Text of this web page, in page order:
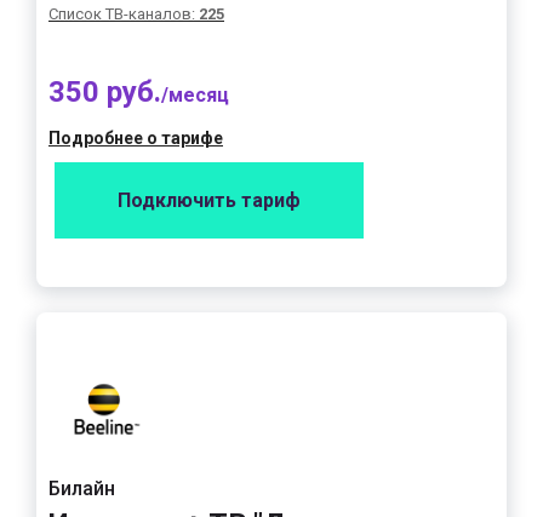
Список ТВ-каналов: 225
350 руб./месяц
Подробнее о тарифе
Подключить тариф
Билайн